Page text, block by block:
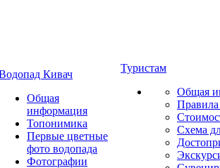
Кивач
Общая
информация
Топонимика
Первые цветные
фото водопада
Фотографии
Туристам
Общая
Схема